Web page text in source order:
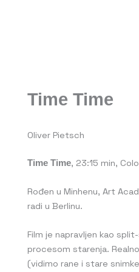
Time Time
Oliver Pietsch
Time Time, 23:15 min,
Rođen u Minhenu, Art
radi u Berlinu.
Film je napravljen kao
procesom starenja.
(vidimo rane i stare